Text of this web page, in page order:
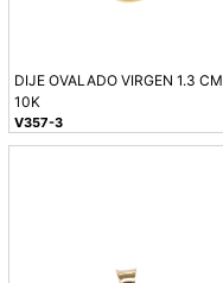
DIJE OVALADO VIRGEN 1.3 CM
10K
V357-3